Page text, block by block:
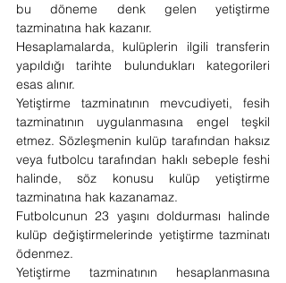
bu döneme denk gelen yetiştirme
tazminatına hak kazanır.
Hesaplamalarda, kulüplerin ilgili transferin
yapıldığı tarihte bulundukları kategorileri
esas alınır.
Yetiştirme tazminatının mevcudiyeti, fesih
tazminatının uygulanmasına engel teşkil
etmez. Sözleşmenin kulüp tarafından haksız
veya futbolcu tarafından haklı sebeple feshi
halinde, söz konusu kulüp yetiştirme
tazminatına hak kazanamaz.
Futbolcunun 23 yaşını doldurması halinde
kulüp değiştirmelerinde yetiştirme tazminatı
ödenmez.
Yetiştirme tazminatının hesaplanmasına